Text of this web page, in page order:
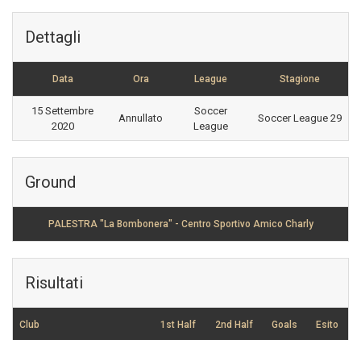
Dettagli
Data Ora League Stagione
15 Settembre
2020
Annullato
Soccer
League
Soccer League 29
Ground
PALESTRA "La Bombonera" - Centro Sportivo Amico Charly
Risultati
Club 1st Half 2nd Half Goals Esito